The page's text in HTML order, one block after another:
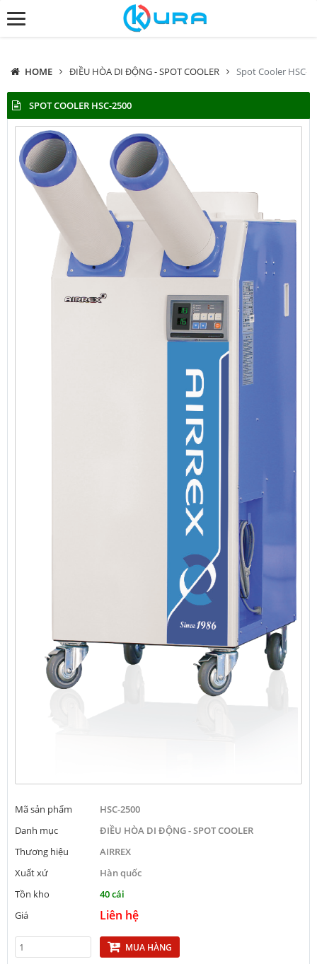
HOME ĐIỀU HÒA DI ĐỘNG - SPOT COOLER Spot Cooler HSC-
SPOT COOLER HSC-2500
Mã sản phẩm
HSC-2500
Danh mục
ĐIỀU HÒA DI ĐỘNG - SPOT COOLER
Thương hiệu
AIRREX
Xuất xứ
Hàn quốc
Tồn kho
40 cái
Giá
Liên hệ
MUA HÀNG